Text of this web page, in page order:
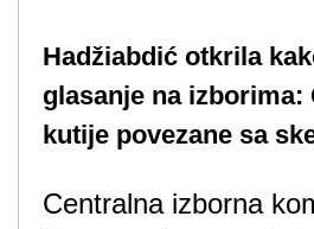
Hadžiabdić otkrila
glasanje na izborima:
kutije povezane sa
Centralna izborna